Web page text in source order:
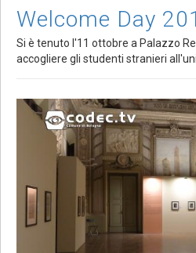
Welcome Day
Si è tenuto l'11 ottobre a Palazzo
accogliere gli studenti stranieri